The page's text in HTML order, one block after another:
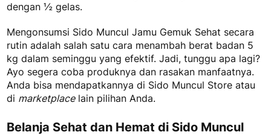
dengan ½ gelas.
Mengonsumsi Sido Muncul Jamu Gemuk Sehat secara
rutin adalah salah satu cara menambah berat badan 5
kg dalam seminggu yang efektif. Jadi, tunggu apa lagi?
Ayo segera coba produknya dan rasakan manfaatnya.
Anda bisa mendapatkannya di Sido Muncul Store atau
di marketplacelain pilihan Anda.
Belanja Sehat dan Hemat di Sido Muncul